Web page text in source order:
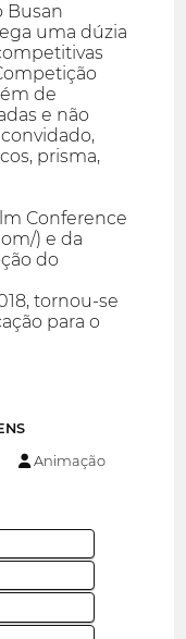
Busan
uma dúzia
de
e não
prisma,
Conference
) e da
do
tornou-se
para o
Animação